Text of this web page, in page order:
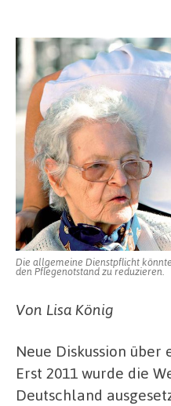
Die allgemeine Dienstpflicht
den Pflegenotstand zu reduzieren.
Von Lisa König
Neue Diskussion
Erst 2011 wurde die
Deutschland